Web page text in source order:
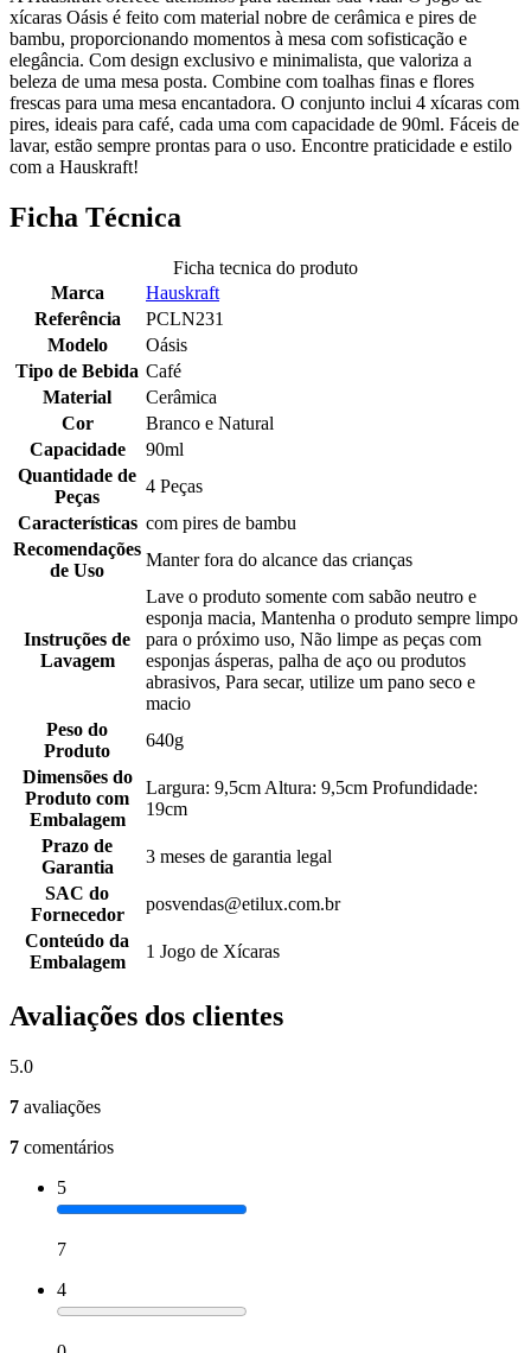
xícaras Oásis é feito com material nobre de cerâmica e pires de
bambu, proporcionando momentos à mesa com sofisticação e
elegância. Com design exclusivo e minimalista, que valoriza a
beleza de uma mesa posta. Combine com toalhas finas e flores
frescas para uma mesa encantadora. O conjunto inclui 4 xícaras com
pires, ideais para café, cada uma com capacidade de 90ml. Fáceis de
lavar, estão sempre prontas para o uso. Encontre praticidade e estilo
com a Hauskraft!
Ficha Técnica
Ficha tecnica do produto
Marca
Hauskraft
Referência
PCLN231
Modelo
Oásis
Tipo de Bebida Café
Material
Cerâmica
Cor
Branco e Natural
Capacidade
90ml
Quantidade de
Peças
4 Peças
Características com pires de bambu
Recomendações
de Uso
Manter fora do alcance das crianças
Instruções de
Lavagem
Lave o produto somente com sabão neutro e
esponja macia, Mantenha o produto sempre limpo
para o próximo uso, Não limpe as peças com
esponjas ásperas, palha de aço ou produtos
abrasivos, Para secar, utilize um pano seco e
macio
Peso do
Produto
640g
Dimensões do
Produto com
Embalagem
Largura: 9,5cm Altura: 9,5cm Profundidade:
19cm
Prazo de
Garantia
3 meses de garantia legal
SAC do
Fornecedor
posvendas@etilux.com.br
Conteúdo da
Embalagem
1 Jogo de Xícaras
Avaliações dos clientes
5.0
7 avaliações
7 comentários
5
7
4